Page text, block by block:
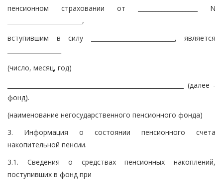
пенсионном страховании от ____________________ N
_________________________,
вступившим в силу ____________________________, является
(число, месяц, год)
___________________________________________________________ (далее -
фонд).
(наименование негосударственного пенсионного фонда)
3. Информация о состоянии пенсионного счета
накопительной пенсии.
3.1. Сведения о средствах пенсионных накоплений,
поступивших в фонд при